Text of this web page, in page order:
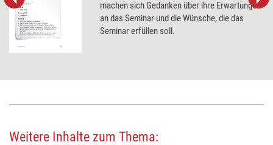
machen sich Gedanken über ihre Erwartungen
an das Seminar und die Wünsche, die das
Seminar erfüllen soll.
Weitere Inhalte zum Thema: